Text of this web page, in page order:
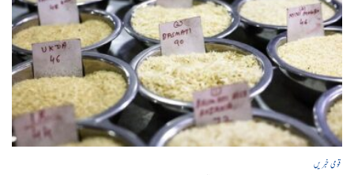
قومی خبریں